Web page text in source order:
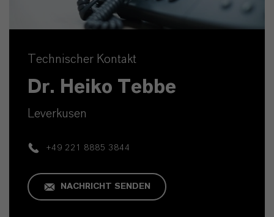
Technischer Kontakt
Dr. Heiko Tebbe
Leverkusen
+49 221 8885 3844
NACHRICHT SENDEN